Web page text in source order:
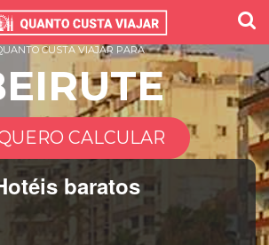
baratos
CUSTA VIAJAR PARA
CALCULAR